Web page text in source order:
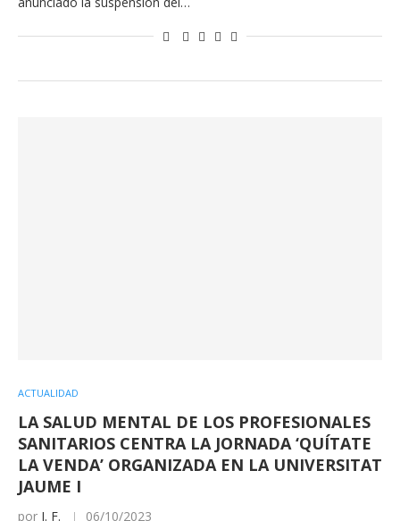
ACTUALIDAD
LA SALUD MENTAL DE LOS PROFESIONALES
SANITARIOS CENTRA LA JORNADA ‘QUÍTATE
LA VENDA’ ORGANIZADA EN LA UNIVERSITAT
JAUME I
por I. F. 06/10/2023